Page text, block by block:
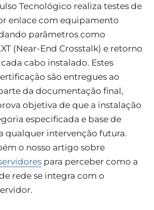
Tecnológico realiza testes de
enlace com equipamento
parâmetros como
(Near-End Crosstalk) e retorno
cabo instalado. Estes
são entregues ao
da documentação final,
objetiva de que a instalação
especificada e base de
qualquer intervenção futura.
o nosso artigo sobre
para perceber como a
rede se integra com o